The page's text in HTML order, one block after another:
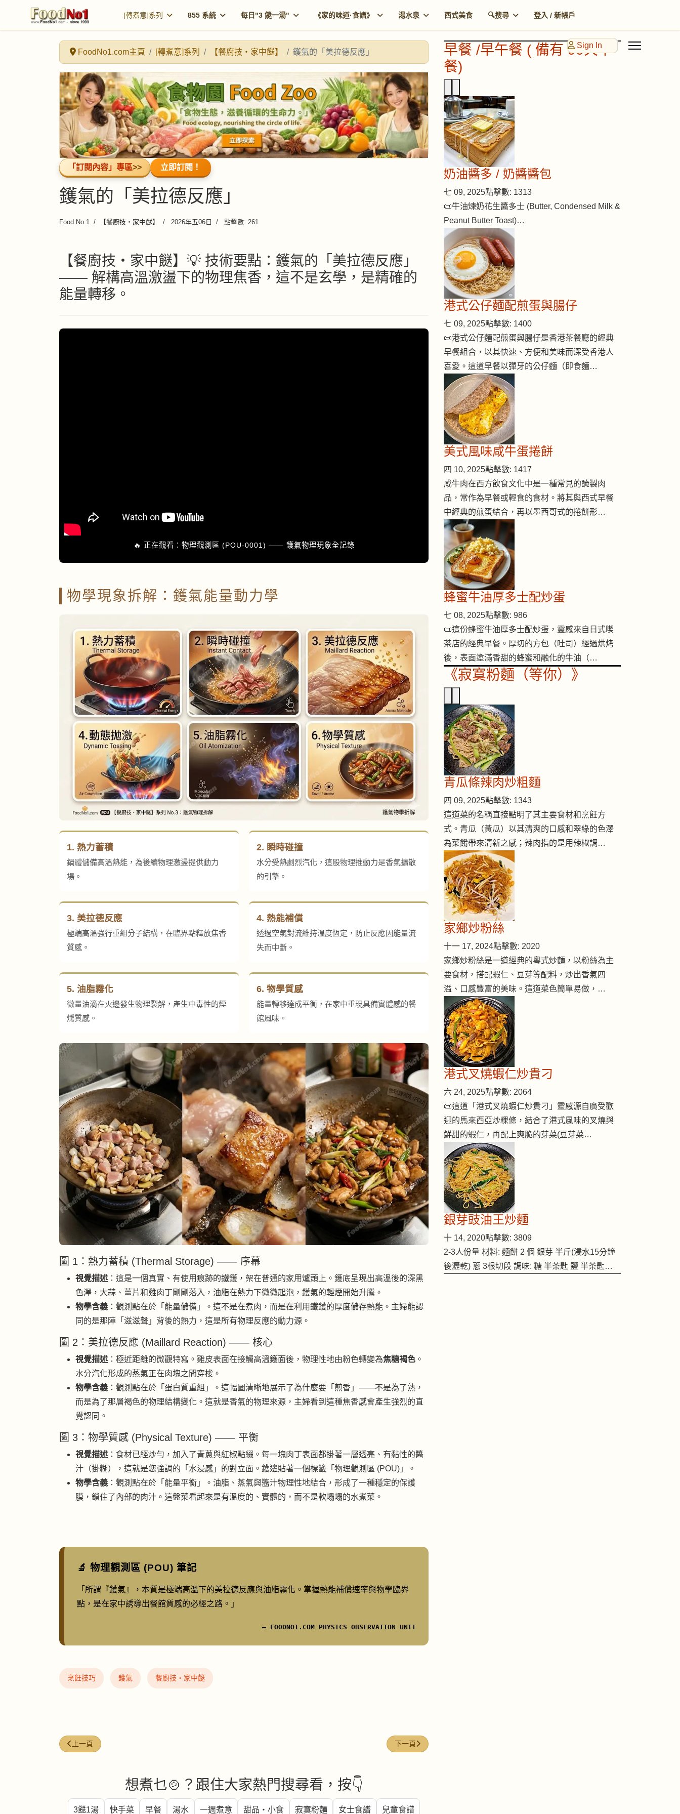
[轉煮意]系列 855 系統 每日"3 餸一湯" 《家的味道·食譜》 湯水泉 西式美食 🔍搜尋 登入 / 新帳戶
Sign In
FoodNo1.com主頁 [轉煮意]系列 【餐廚技・家中餸】 鑊氣的「美拉德反應」
「訂閱內容」專區>> 立即訂閱！
鑊氣的「美拉德反應」
Food No.1 【餐廚技・家中餸】 2026年五06日 點擊數: 261
【餐廚技・家中餸】💡 技術要點：鑊氣的「美拉德反應」
—— 解構高溫激盪下的物理焦香，這不是玄學，是精確的
能量轉移。
🔥 正在觀看：物理觀測區 (POU-0001) —— 鑊氣物理現象全記錄
物學現象拆解：鑊氣能量動力學
1. 熱力蓄積
鍋體儲備高溫熱能，為後續物理激盪提供動力
場。
2. 瞬時碰撞
水分受熱劇烈汽化，這股物理推動力是香氣擴散
的引擎。
3. 美拉德反應
極端高溫強行重組分子結構，在臨界點釋放焦香
質感。
4. 熱能補償
透過空氣對流維持溫度恆定，防止反應因能量流
失而中斷。
5. 油脂霧化
微量油滴在火邊發生物理裂解，產生中毒性的煙
燻質感。
6. 物學質感
能量轉移達成平衡，在家中重現具備實體感的餐
館風味。
圖 1：熱力蓄積 (Thermal Storage) —— 序幕
視覺描述 ：這是一個真實、有使用痕跡的鐵鑊，架在普通的家用爐頭上。鑊底呈現出高溫後的深黑
色澤，大蒜、薑片和雞肉丁剛剛落入，油脂在熱力下微微起泡，鑊氣的輕煙開始升騰。
物學含義 ：觀測點在於「能量儲備」。這不是在煮肉，而是在利用鐵鑊的厚度儲存熱能。主婦能認
同的是那陣「滋滋聲」背後的熱力，這是所有物理反應的動力源。
圖 2：美拉德反應 (Maillard Reaction) —— 核心
視覺描述 ：極近距離的微觀特寫。雞皮表面在接觸高溫鑊面後，物理性地由粉色轉變為焦糖褐色 。
水分汽化形成的蒸氣正在肉塊之間穿梭。
物學含義 ：觀測點在於「蛋白質重組」。這幅圖清晰地展示了為什麼要「煎香」——不是為了熟，
而是為了那層褐色的物理結構變化。這就是香氣的物理來源，主婦看到這種焦香感會產生強烈的直
覺認同。
圖 3：物學質感 (Physical Texture) —— 平衡
視覺描述 ：食材已經炒勻，加入了青蔥與紅椒點綴。每一塊肉丁表面都掛著一層透亮、有黏性的醬
汁（掛糊），這就是您強調的「水浸感」的對立面。鑊邊貼著一個標籤「物理觀測區 (POU)」。
物學含義 ：觀測點在於「能量平衡」。油脂、蒸氣與醬汁物理性地結合，形成了一種穩定的保護
膜，鎖住了內部的肉汁。這盤菜看起來是有溫度的、實體的，而不是軟塌塌的水煮菜。
🔬 物理觀測區 (POU) 筆記
「所謂『鑊氣』，本質是極端高溫下的美拉德反應與油脂霧化。掌握熱能補償速率與物學臨界
點，是在家中誘導出餐館質感的必經之路。」
— FOODNO1.COM PHYSICS OBSERVATION UNIT
烹飪技巧 鑊氣 餐廚技・家中餸
上一篇文章: 魚湯奶白色的秘密
上一頁 下一篇文章: 中式烹調 | 進階 30 法
下一頁
想煮乜🍲？跟住大家熱門搜尋看，按👇
3餸1湯 快手菜 早餐 湯水 一週煮意 甜品・小食 寂寞粉麵 女士食譜 兒童食譜
早餐 /早午餐 ( 備有 90天早
餐)
奶油醬多 / 奶醬醬包
七 09, 2025點擊數: 1313
📜牛油煉奶花生醬多士 (Butter, Condensed Milk &
Peanut Butter Toast)…
港式公仔麵配煎蛋與腸仔
七 09, 2025點擊數: 1400
📜港式公仔麵配煎蛋與腸仔是香港茶餐廳的經典
早餐組合，以其快速、方便和美味而深受香港人
喜愛。這道早餐以彈牙的公仔麵（即食麵…
美式風味咸牛蛋捲餅
四 10, 2025點擊數: 1417
咸牛肉在西方飲食文化中是一種常見的醃製肉
品，常作為早餐或輕食的食材。將其與西式早餐
中經典的煎蛋結合，再以墨西哥式的捲餅形…
蜂蜜牛油厚多士配炒蛋
七 08, 2025點擊數: 986
📜這份蜂蜜牛油厚多士配炒蛋，靈感來自日式喫
茶店的經典早餐。厚切的方包（吐司）經過烘烤
後，表面塗滿香甜的蜂蜜和融化的牛油（…
《寂寞粉麵（等你）》
青瓜條辣肉炒粗麵
四 09, 2025點擊數: 1343
這道菜的名稱直接點明了其主要食材和烹飪方
式。青瓜（黃瓜）以其清爽的口感和翠綠的色澤
為菜餚帶來清新之感；辣肉指的是用辣椒調…
家鄉炒粉絲
十一 17, 2024點擊數: 2020
家鄉炒粉絲是一道經典的粵式炒麵，以粉絲為主
要食材，搭配蝦仁、豆芽等配料，炒出香氣四
溢、口感豐富的美味。這道菜色簡單易做，…
港式叉燒蝦仁炒貴刁
六 24, 2025點擊數: 2064
📜這道「港式叉燒蝦仁炒貴刁」靈感源自廣受歡
迎的馬來西亞炒粿條，結合了港式風味的叉燒與
鮮甜的蝦仁，再配上爽脆的芽菜(豆芽菜…
銀芽豉油王炒麵
十 14, 2020點擊數: 3809
2-3人份量 材料: 麵餅 2 個 銀芽 半斤(浸水15分鐘
後瀝乾) 蔥 3根切段 調味: 糖 半茶匙 鹽 半茶匙…